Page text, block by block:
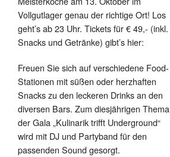
Vollgutlager genau der richtige Ort! Los
geht’s ab 23 Uhr. Tickets für € 49,- (inkl.
Snacks und Getränke) gibt’s hier:
Freuen Sie sich auf verschiedene Food-
Stationen mit süßen oder herzhaften
Snacks zu den leckeren Drinks an den
diversen Bars. Zum diesjährigen Thema
der Gala „Kulinarik trifft Underground“
wird mit DJ und Partyband für den
passenden Sound gesorgt.